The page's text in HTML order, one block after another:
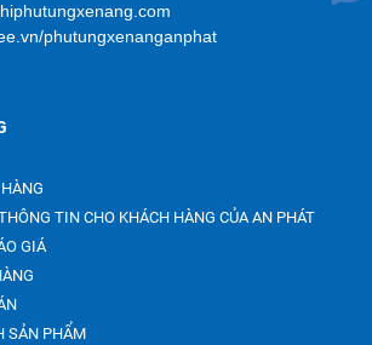
phutungxenanganphat
TIN CHO KHÁCH HÀNG CỦA AN PHÁT
GIÁ
SẢN PHẨM